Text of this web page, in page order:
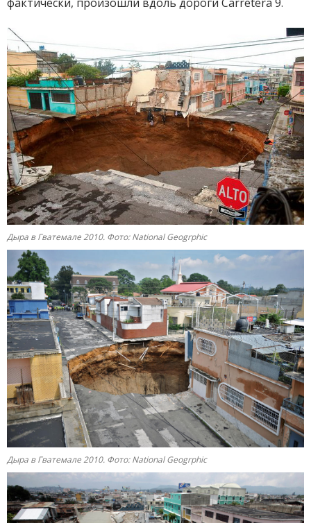
Дыра в Гватемале 2010. Фото: National Geogrphic
Дыра в Гватемале 2010. Фото: National Geogrphic